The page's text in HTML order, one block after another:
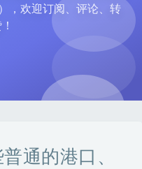
，欢迎订阅、评论、转
通的港口、